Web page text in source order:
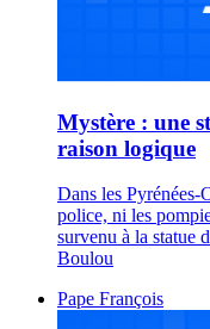
Mystère : une
raison logique
Dans les Pyrénées-
police, ni les
survenu à la statue
Boulou
Pape François